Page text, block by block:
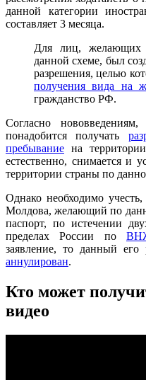
данной категории
составляет 3 месяца.
Для лиц, желающих
данной схеме, был
разрешения, целью
получения вида на
гражданство РФ.
Согласно
понадобится получать
пребывание на
естественно, снимается и
территории страны по
Однако необходимо
Молдова, желающий по
паспорт, по истечении
пределах России по
заявление, то данный его
аннулирован.
Кто может
видео